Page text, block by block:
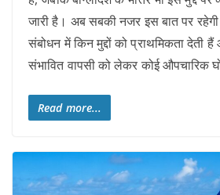
जारी है। अब सबकी नजर इस बात पर
संबोधन में किन मुद्दों को प्राथमिकता देती
संभावित वापसी को लेकर कोई औपचारिक
Read more...